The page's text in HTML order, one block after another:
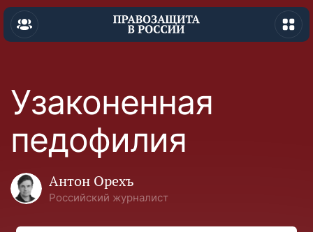
Узаконенная
педофилия
Антон Орехъ
Российский журналист